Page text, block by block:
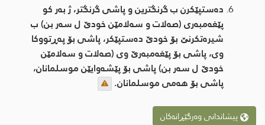
دەستپێکرن ب گرنگترین و پاشی گرنگتر، ژ به‌ر کو
پێغەمبەری (صەلات و سەلامێن خودێ ل سەر بن) ب
شیره‌تكرنێ بۆ خودێ دەستپێکر، پاشی بۆ پەڕتووکا
وی، پاشی بۆ پێغەمبەرێ وی (صەلات و سەلامێن
خودێ ل سەر بن) پاشی بۆ پێشەوایێن موسلمانان،
پاشی بۆ هەمی موسلمانان.
پیشاندانی وەرگێڕانەکان